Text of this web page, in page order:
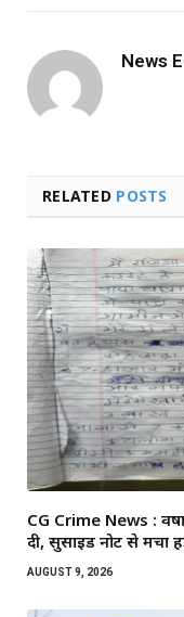
News
RELATED POSTS
CG Crime News :
दी, सुसाइड नोट से मचा
AUGUST 9, 2026